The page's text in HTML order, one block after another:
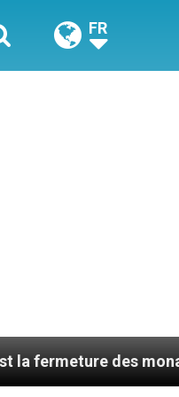
FR
des monastères en